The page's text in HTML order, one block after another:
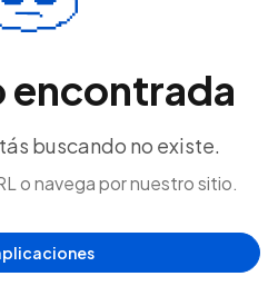
encontrada
buscando no existe.
o navega por nuestro sitio.